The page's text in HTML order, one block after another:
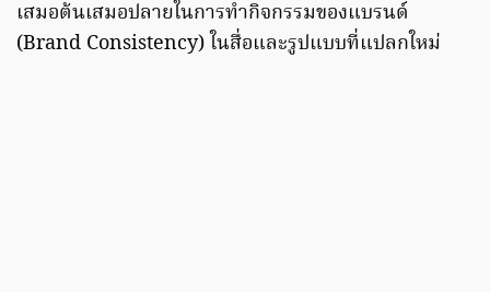
เสมอต้นเสมอปลายในการทำกิจกรรมของแบรนด์
(Brand Consistency) ในสื่อและรูปแบบที่แปลกใหม่